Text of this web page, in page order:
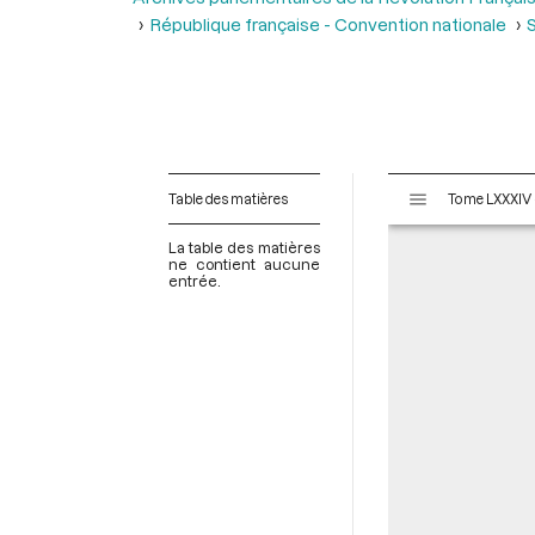
République française - Convention nationale
Table des matières
La table des matières
ne contient aucune
entrée.
s